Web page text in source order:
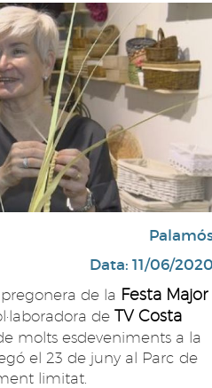
Data: 11/06/
de la Festa Major
de TV Costa
molts esdeveniments a la
el 23 de juny al Parc de
limitat.